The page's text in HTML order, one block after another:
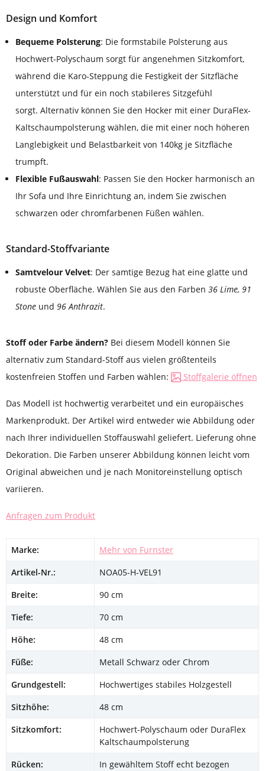
Design und Komfort
Bequeme Polsterung: Die formstabile Polsterung aus
Hochwert-Polyschaum sorgt für angenehmen Sitzkomfort,
während die Karo-Steppung die Festigkeit der Sitzfläche
unterstützt und für ein noch stabileres Sitzgefühl
sorgt. Alternativ können Sie den Hocker mit einer DuraFlex-
Kaltschaumpolsterung wählen, die mit einer noch höheren
Langlebigkeit und Belastbarkeit von 140kg je Sitzfläche
trumpft.
Flexible Fußauswahl: Passen Sie den Hocker harmonisch an
Ihr Sofa und Ihre Einrichtung an, indem Sie zwischen
schwarzen oder chromfarbenen Füßen wählen.
Standard-Stoffvariante
Samtvelour Velvet: Der samtige Bezug hat eine glatte und
robuste Oberfläche. Wählen Sie aus den Farben 36 Lime, 91
Stone und 96 Anthrazit.
Stoff oder Farbe ändern? Bei diesem Modell können Sie
alternativ zum Standard-Stoff aus vielen größtenteils
kostenfreien Stoffen und Farben wählen:
Stoffgalerie öffnen
Das Modell ist hochwertig verarbeitet und ein europäisches
Markenprodukt. Der Artikel wird entweder wie Abbildung oder
nach Ihrer individuellen Stoffauswahl geliefert. Lieferung ohne
Dekoration. Die Farben unserer Abbildung können leicht vom
Original abweichen und je nach Monitoreinstellung optisch
variieren.
Anfragen zum Produkt
Marke:
Mehr von Furnster
Artikel-Nr.:
NOA05-H-VEL91
Breite:
90 cm
Tiefe:
70 cm
Höhe:
48 cm
Füße:
Metall Schwarz oder Chrom
Grundgestell:
Hochwertiges stabiles Holzgestell
Sitzhöhe:
48 cm
Sitzkomfort:
Hochwert-Polyschaum oder DuraFlex
Kaltschaumpolsterung
Rücken:
In gewähltem Stoff echt bezogen